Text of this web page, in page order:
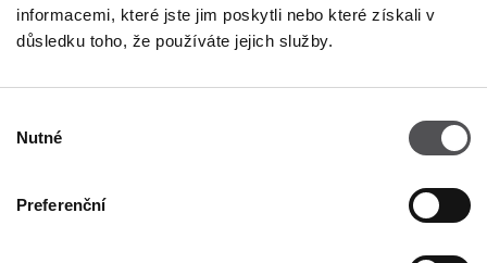
informacemi, které jste jim poskytli nebo které získali v
důsledku toho, že používáte jejich služby.
souhlasu
Nutné
Preferenční
Sobota
09:00 - 21:00
Více informací